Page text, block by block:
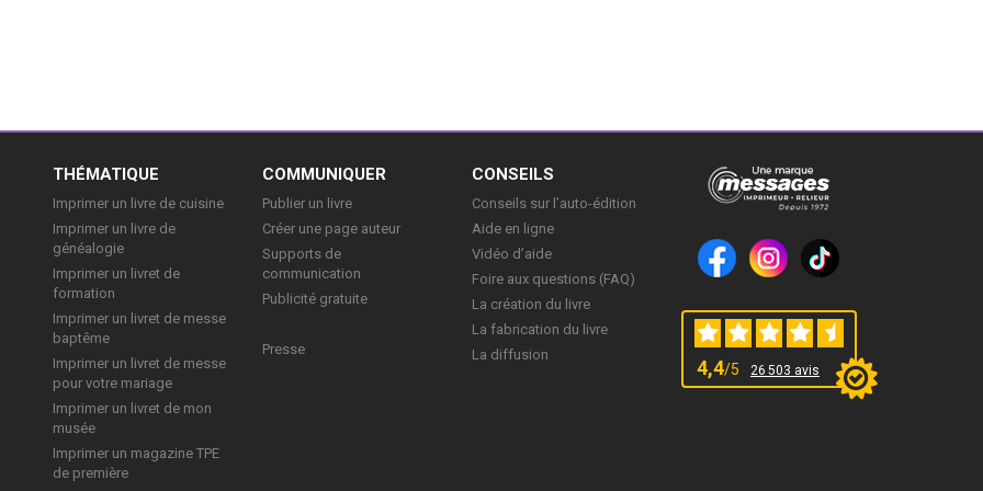
THÉMATIQUE
Imprimer un livre de cuisine
Imprimer un livre de
généalogie
Imprimer un livret de
formation
Imprimer un livret de messe
baptême
Imprimer un livret de messe
pour votre mariage
Imprimer un livret de mon
musée
Imprimer un magazine TPE
de première
COMMUNIQUER
Publier un livre
Créer une page auteur
Supports de
communication
Publicité gratuite
Presse
CONSEILS
Conseils sur l’auto-édition
Aide en ligne
Vidéo d’aide
Foire aux questions (FAQ)
La création du livre
La fabrication du livre
La diffusion
4,4/5 26 503 avis